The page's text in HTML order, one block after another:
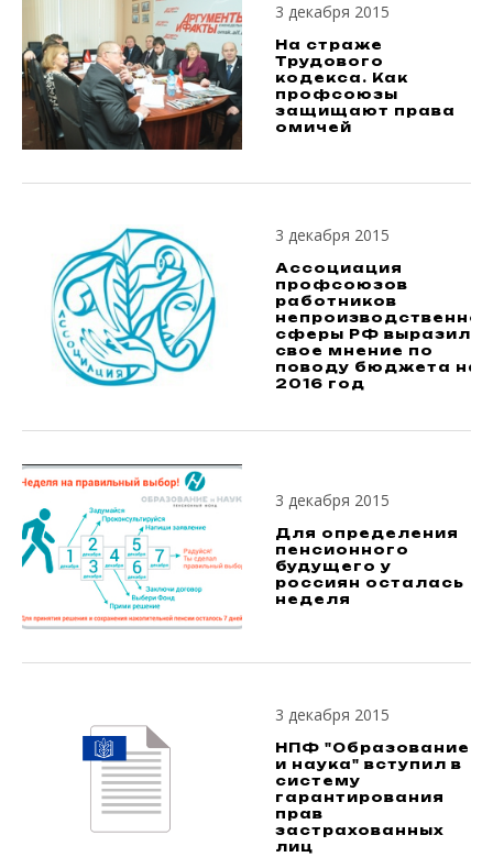
3 декабря 2015
На страже
Трудового
кодекса. Как
профсоюзы
защищают права
омичей
3 декабря 2015
Ассоциация
профсоюзов
работников
непроизводственной
сферы РФ выразила
свое мнение по
поводу бюджета на
2016 год
3 декабря 2015
Для определения
пенсионного
будущего у
россиян осталась
неделя
3 декабря 2015
НПФ "Образование
и наука" вступил в
систему
гарантирования
прав
застрахованных
лиц